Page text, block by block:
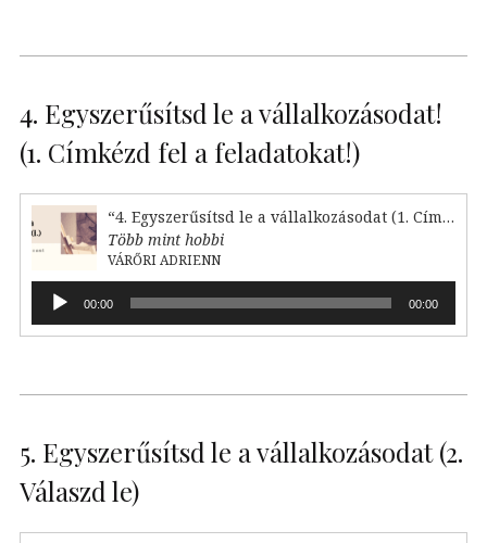
4. Egyszerűsítsd le a vállalkozásodat!
(1. Címkézd fel a feladatokat!)
“4. Egyszerűsítsd le a vállalkozásodat (1. Címkézd fel!)”
Több mint hobbi
VÁRŐRI ADRIENN
Audió
lejátszó00:00 00:00
5. Egyszerűsítsd le a vállalkozásodat (2.
Válaszd le)